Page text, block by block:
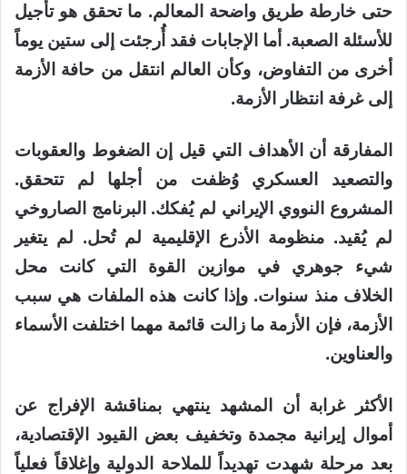
حتى خارطة طريق واضحة المعالم. ما تحقق هو تأجيل
للأسئلة الصعبة. أما الإجابات فقد أُرجئت إلى ستين يوماً
أخرى من التفاوض، وكأن العالم انتقل من حافة الأزمة
إلى غرفة انتظار الأزمة.
المفارقة أن الأهداف التي قيل إن الضغوط والعقوبات
والتصعيد العسكري وُظفت من أجلها لم تتحقق.
المشروع النووي الإيراني لم يُفكك. البرنامج الصاروخي
لم يُقيد. منظومة الأذرع الإقليمية لم تُحل. لم يتغير
شيء جوهري في موازين القوة التي كانت محل
الخلاف منذ سنوات. وإذا كانت هذه الملفات هي سبب
الأزمة، فإن الأزمة ما زالت قائمة مهما اختلفت الأسماء
والعناوين.
الأكثر غرابة أن المشهد ينتهي بمناقشة الإفراج عن
أموال إيرانية مجمدة وتخفيف بعض القيود الإقتصادية،
بعد مرحلة شهدت تهديداً للملاحة الدولية وإغلاقاً فعلياً